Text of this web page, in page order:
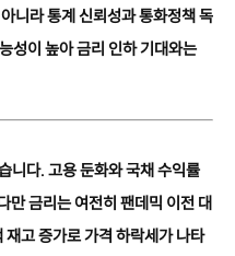
니라 통계 신뢰성과 통화정책 독
성이 높아 금리 인하 기대와는
다. 고용 둔화와 국채 수익률
만 금리는 여전히 팬데믹 이전 대
고 증가로 가격 하락세가 나타